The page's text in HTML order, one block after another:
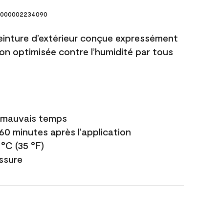
d’extérieur conçue expressément
optimisée contre l’humidité par tous
temps
minutes après l'application
(35 °F)